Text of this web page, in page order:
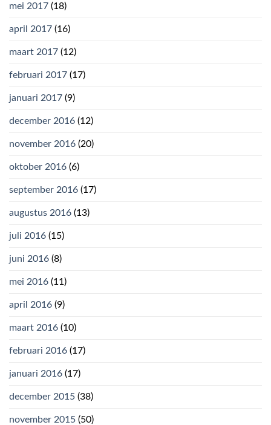
mei 2017 (18)
april 2017 (16)
maart 2017 (12)
februari 2017 (17)
januari 2017 (9)
december 2016 (12)
november 2016 (20)
oktober 2016 (6)
september 2016 (17)
augustus 2016 (13)
juli 2016 (15)
juni 2016 (8)
mei 2016 (11)
april 2016 (9)
maart 2016 (10)
februari 2016 (17)
januari 2016 (17)
december 2015 (38)
november 2015 (50)